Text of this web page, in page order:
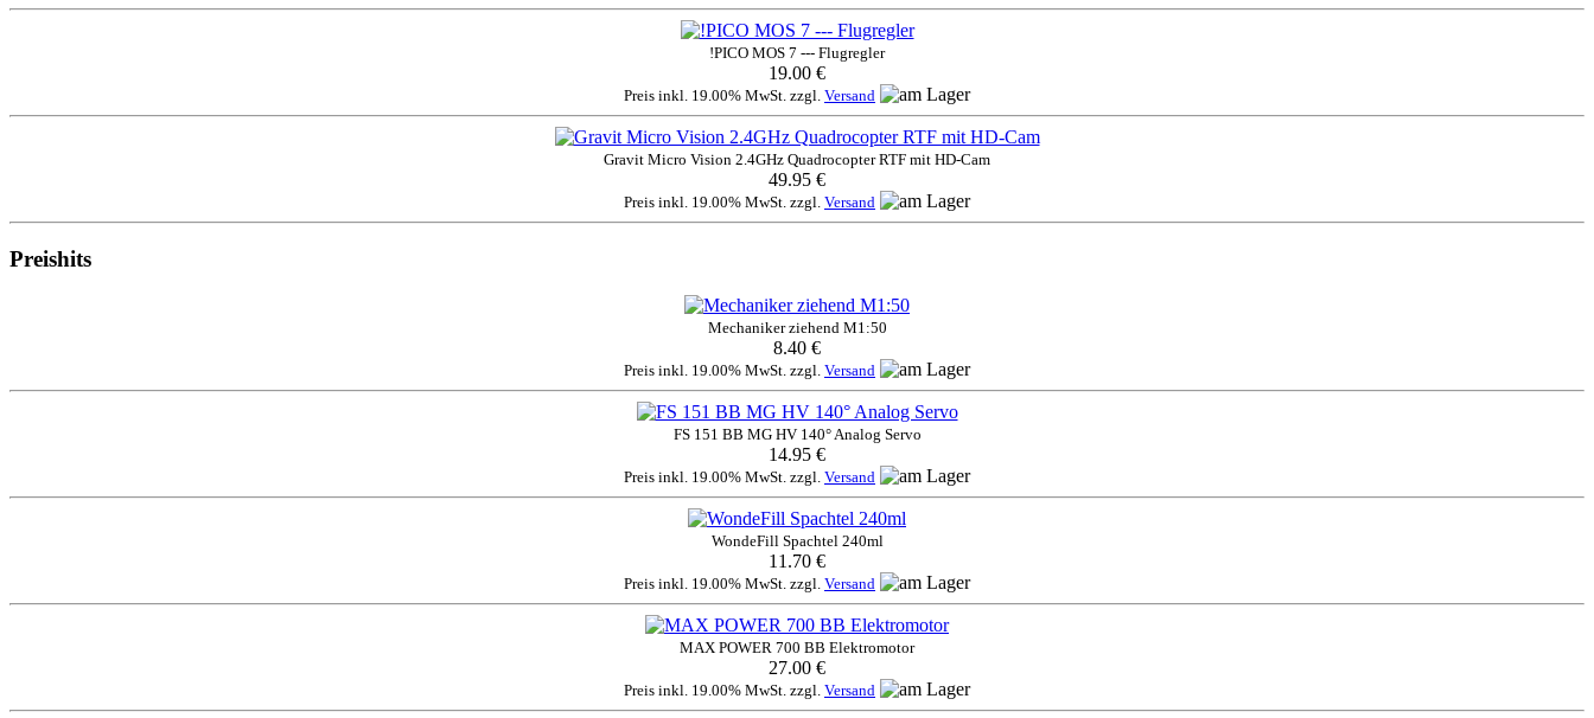
!PICO MOS 7 --- Flugregler
19.00 €
Preis inkl. 19.00% MwSt. zzgl. Versand
Gravit Micro Vision 2.4GHz Quadrocopter RTF mit HD-Cam
49.95 €
Preis inkl. 19.00% MwSt. zzgl. Versand
Preishits
Mechaniker ziehend M1:50
8.40 €
Preis inkl. 19.00% MwSt. zzgl. Versand
FS 151 BB MG HV 140° Analog Servo
14.95 €
Preis inkl. 19.00% MwSt. zzgl. Versand
WondeFill Spachtel 240ml
11.70 €
Preis inkl. 19.00% MwSt. zzgl. Versand
MAX POWER 700 BB Elektromotor
27.00 €
Preis inkl. 19.00% MwSt. zzgl. Versand